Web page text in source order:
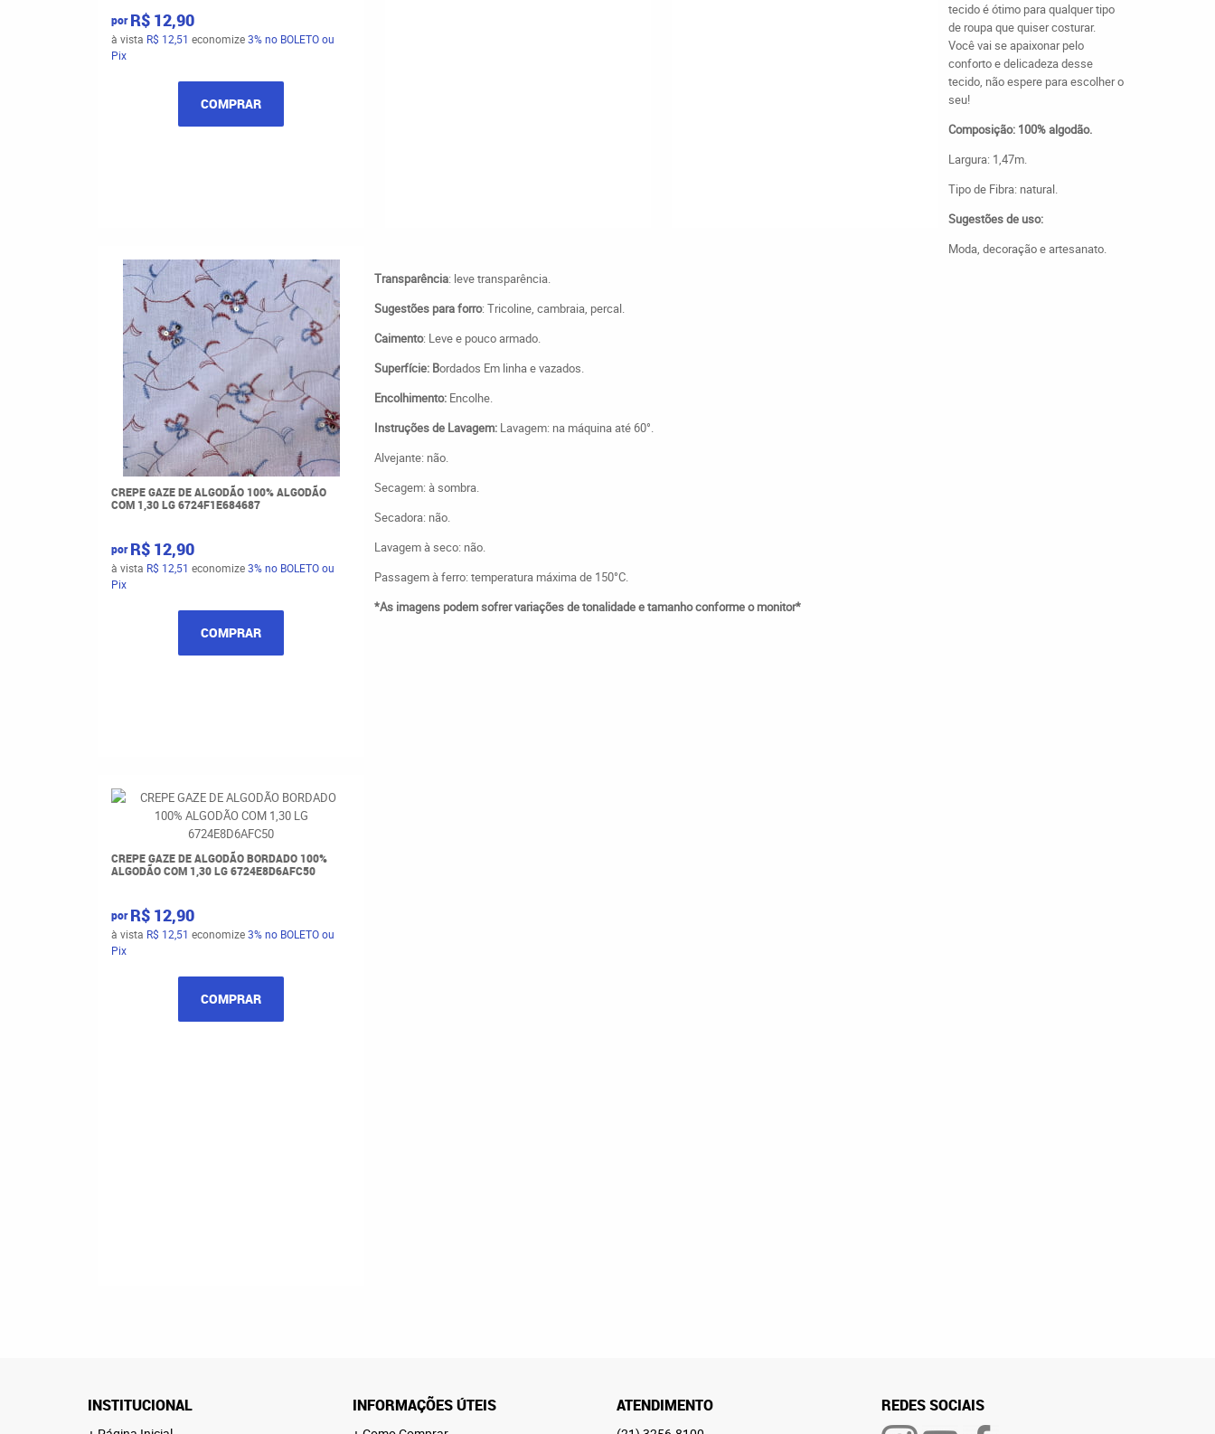
por R$ 12,90
à vista R$ 12,51 economize3% no BOLETO ou
Pix
COMPRAR
CREPE GAZE DE ALGODÃO 100% ALGODÃO
COM 1,30 LG 6724F1E684687
por R$ 12,90
à vista R$ 12,51 economize3% no BOLETO ou
Pix
COMPRAR
CREPE GAZE DE ALGODÃO BORDADO 100%
ALGODÃO COM 1,30 LG 6724E8D6AFC50
por R$ 12,90
à vista R$ 12,51 economize3% no BOLETO ou
Pix
COMPRAR
tecido é ótimo para qualquer tipo
de roupa que quiser costurar.
Você vai se apaixonar pelo
conforto e delicadeza desse
tecido, não espere para escolher o
seu!
Composição: 100% algodão.
Largura: 1,47m.
Tipo de Fibra: natural.
Sugestões de uso:
Moda, decoração e artesanato.
Transparência: leve transparência.
Sugestões para forro: Tricoline, cambraia, percal.
Caimento: Leve e pouco armado.
Superfície: Bordados Em linha e vazados.
Encolhimento: Encolhe.
Instruções de Lavagem: Lavagem: na máquina até 60°.
Alvejante: não.
Secagem: à sombra.
Secadora: não.
Lavagem à seco: não.
Passagem à ferro: temperatura máxima de 150°C.
*As imagens podem sofrer variações de tonalidade e tamanho conforme o monitor*
INSTITUCIONAL INFORMAÇÕES ÚTEIS ATENDIMENTO REDES SOCIAIS